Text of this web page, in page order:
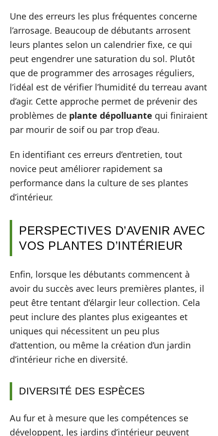
Une des erreurs les plus fréquentes concerne
l’arrosage. Beaucoup de débutants arrosent
leurs plantes selon un calendrier fixe, ce qui
peut engendrer une saturation du sol. Plutôt
que de programmer des arrosages réguliers,
l’idéal est de vérifier l’humidité du terreau avant
d’agir. Cette approche permet de prévenir des
problèmes de plante dépolluante qui finiraient
par mourir de soif ou par trop d’eau.
En identifiant ces erreurs d’entretien, tout
novice peut améliorer rapidement sa
performance dans la culture de ses plantes
d’intérieur.
PERSPECTIVES D’AVENIR AVEC
VOS PLANTES D’INTÉRIEUR
Enfin, lorsque les débutants commencent à
avoir du succès avec leurs premières plantes, il
peut être tentant d’élargir leur collection. Cela
peut inclure des plantes plus exigeantes et
uniques qui nécessitent un peu plus
d’attention, ou même la création d’un jardin
d’intérieur riche en diversité.
DIVERSITÉ DES ESPÈCES
Au fur et à mesure que les compétences se
développent, les jardins d’intérieur peuvent